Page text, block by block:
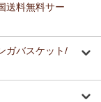
送料無料サー
ガバスケット/